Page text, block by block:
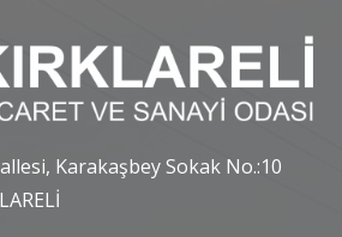
Karakaşbey Sokak No.:10